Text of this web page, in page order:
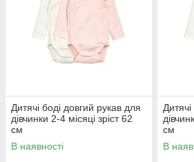
Дитячі боді довгий рукав для
дівчинки 2-4 місяці зріст 62
см
В наявності
см
В